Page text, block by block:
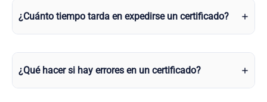
¿Cuánto tiempo tarda en expedirse un certificado?
¿Qué hacer si hay errores en un certificado?